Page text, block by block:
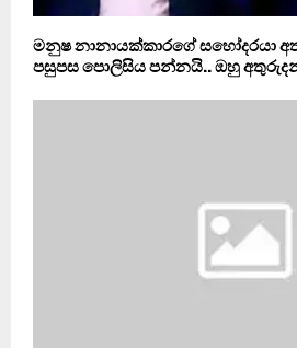
මනුෂ නානායක්කාරගේ සහෝදරයා
පසුපස පොලිසිය පන්නයි.. ඔහු